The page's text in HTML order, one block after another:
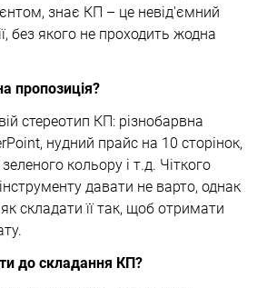
знає КП – це невід'ємний
без якого не проходить жодна
пропозиція?
стереотип КП: різнобарвна
нудний прайс на 10 сторінок,
кольору і т.д. Чіткого
давати не варто, однак
складати її так, щоб отримати
до складання КП?